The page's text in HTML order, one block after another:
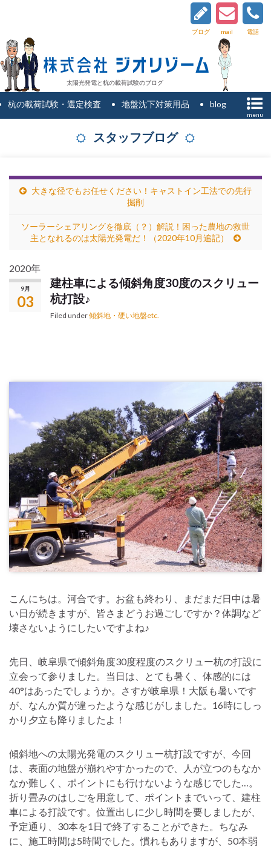
ブログ mail 電話
太陽光発電と杭の載荷試験のブログ
杭の載荷試験・選定検査 地盤沈下対策用品 blog
menu
スタッフブログ
大きな径でもお任せください！キャストイン工法での先行
掘削
ソーラーシェアリングを徹底（？）解説！困った農地の救世
主となれるのは太陽光発電だ！（2020年10月追記）
2020年
9月
03
建柱車による傾斜角度30度のスクリュー
杭打設♪
Filed under傾斜地・硬い地盤etc.
こんにちは。河合です。お盆も終わり、まだまだ日中は暑
い日が続きますが、皆さまどうお過ごしですか？体調など
壊さないようにしたいですよね♪
先日、岐阜県で傾斜角度30度程度のスクリュー杭の打設に
立会って参りました。当日は、とても暑く、体感的には
40°はあったでしょうか。さすが岐阜県！大阪も暑いです
が、なんか質が違ったような感じがしました。16時にしっ
かり夕立も降りましたよ！
傾斜地への太陽光発電のスクリュー杭打設ですが、今回
は、表面の地盤が崩れやすかったので、人が立つのもなか
なか難しく、ポイントにも行けないような感じでした…。
折り畳みのはしごを用意して、ポイントまでいって、建柱
車による打設です。位置出しに少し時間を要しましたが、
予定通り、30本を1日で終了することができた。ちなみ
に、施工時間は5時間でした。慣れもありますが、50本弱